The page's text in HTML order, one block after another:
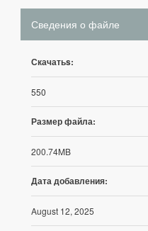
Сведения о файле
Скачатьs:
550
Размер файла:
200.74MB
Дата добавления:
August 12, 2025